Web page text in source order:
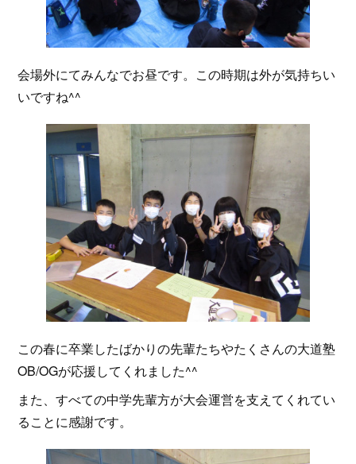
会場外にてみんなでお昼です。この時期は外が気持ちい
いですね^^
この春に卒業したばかりの先輩たちやたくさんの大道塾
OB/OGが応援してくれました^^
また、すべての中学先輩方が大会運営を支えてくれてい
ることに感謝です。